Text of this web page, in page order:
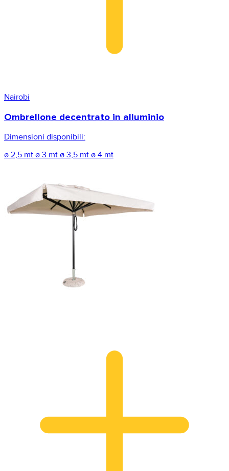
Nairobi
Ombrellone decentrato in alluminio
Dimensioni disponibili:
ø 2,5 mt ø 3 mt ø 3,5 mt ø 4 mt